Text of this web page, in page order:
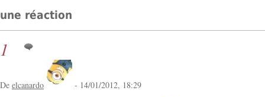
une réaction
1
De elcanardo - 14/01/2012, 18:29